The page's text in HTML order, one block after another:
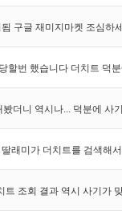
구글 재미지마켓 조심하
할번 했습니다 더치트 덕
더니 역시나... 덕분에 사
래미가 더치트를 검색해
트 조회 결과 역시 사기가